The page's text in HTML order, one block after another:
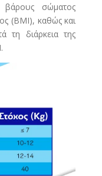
βάρους σώματος
(ΒΜΙ), καθώς και
τη διάρκεια της